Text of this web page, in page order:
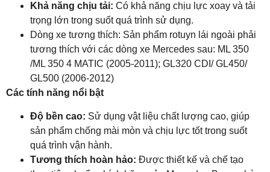
Khả năng chịu tải: Có khả năng chịu lực xoay và tải
trọng lớn trong suốt quá trình sử dụng.
Dòng xe tương thích: Sản phẩm rotuyn lái ngoài phải
tương thích với các dòng xe Mercedes sau: ML 350
/ML 350 4 MATIC (2005-2011); GL320 CDI/ GL450/
GL500 (2006-2012)
Các tính năng nổi bật
Độ bền cao: Sử dụng vật liệu chất lượng cao, giúp
sản phẩm chống mài mòn và chịu lực tốt trong suốt
quá trình vận hành.
Tương thích hoàn hảo: Được thiết kế và chế tạo